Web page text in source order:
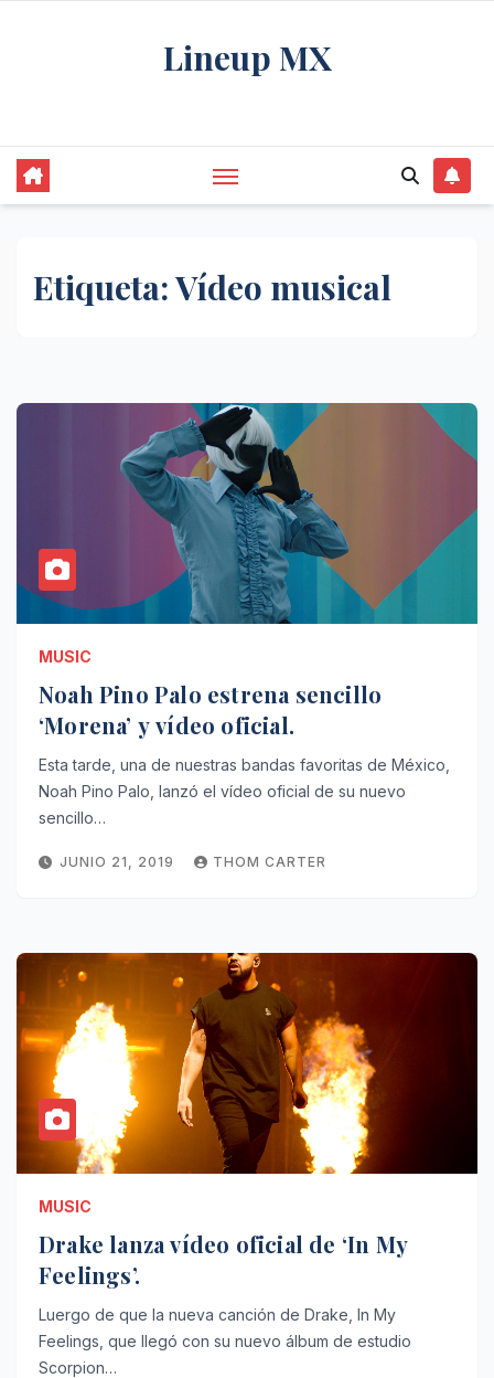
Lineup MX
Etiqueta:Vídeo musical
MUSIC
Noah Pino Palo estrena sencillo
‘Morena’ y vídeo oficial.
Esta tarde, una de nuestras bandas favoritas de México,
Noah Pino Palo, lanzó el vídeo oficial de su nuevo
sencillo…
JUNIO 21, 2019 THOM CARTER
MUSIC
Drake lanza vídeo oficial de ‘In My
Feelings’.
Luergo de que la nueva canción de Drake, In My
Feelings, que llegó con su nuevo álbum de estudio
Scorpion…